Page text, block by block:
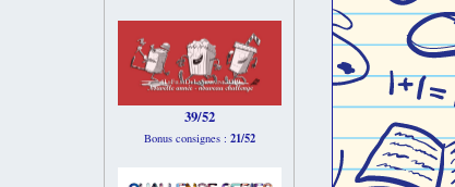
39/52
Bonus consignes : 21/52